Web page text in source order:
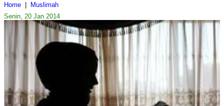
Home
Muslimah
Senin, 20 Jan 2014